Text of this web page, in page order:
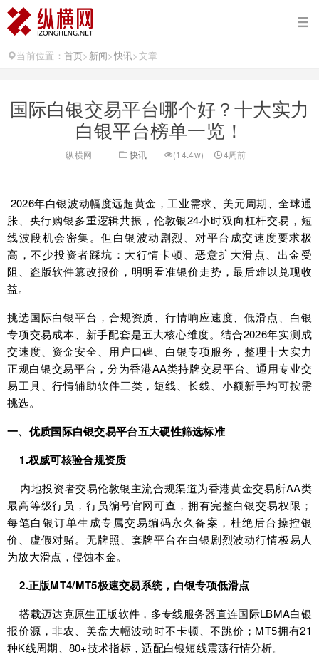
当前位置： 首页> 新闻>快讯>文章
国际白银交易平台哪个好？十大实力
白银平台榜单一览！
纵横网 快讯 (14.4w) 4周前
2026年白银波动幅度远超黄金，工业需求、美元周期、全球通
胀、央行购银多重逻辑共振，伦敦银24小时双向杠杆交易，短
线波段机会密集。但白银波动剧烈、对平台成交速度要求极
高，不少投资者踩坑：大行情卡顿、恶意扩大滑点、出金受
阻、盗版软件篡改报价，明明看准银价走势，最后难以兑现收
益。
挑选国际白银平台，合规资质、行情响应速度、低滑点、白银
专项交易成本、新手配套是五大核心维度。结合2026年实测成
交速度、资金安全、用户口碑、白银专项服务，整理十大实力
正规白银交易平台，分为香港AA类持牌交易平台、通用专业交
易工具、行情辅助软件三类，短线、长线、小额新手均可按需
挑选。
一、优质国际白银交易平台五大硬性筛选标准
1.权威可核验合规资质
内地投资者交易伦敦银主流合规渠道为香港黄金交易所AA类
最高等级行员，行员编号官网可查，拥有完整白银交易权限；
每笔白银订单生成专属交易编码永久备案，杜绝后台操控银
价、虚假对赌。无牌照、套牌平台在白银剧烈波动行情极易人
为放大滑点，侵蚀本金。
2.正版MT4/MT5极速交易系统，白银专项低滑点
搭载迈达克原生正版软件，多专线服务器直连国际LBMA白银
报价源，非农、美盘大幅波动时不卡顿、不跳价；MT5拥有21
种K线周期、80+技术指标，适配白银短线震荡行情分析。